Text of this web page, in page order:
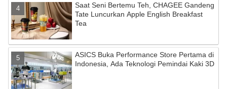
Saat Seni Bertemu Teh, CHAGEE Gandeng
Tate Luncurkan Apple English Breakfast
Tea
ASICS Buka Performance Store Pertama di
Indonesia, Ada Teknologi Pemindai Kaki 3D